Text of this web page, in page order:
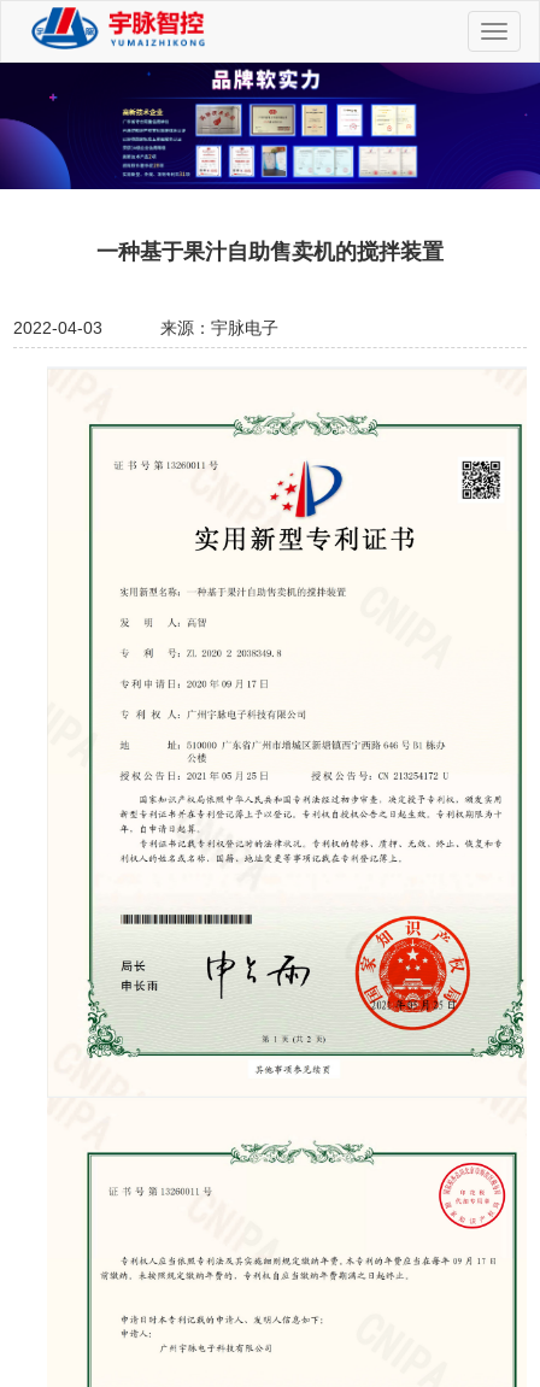
切
换
一种基于果汁自助售卖机的搅拌装置
2022-04-03 来源：宇脉电子